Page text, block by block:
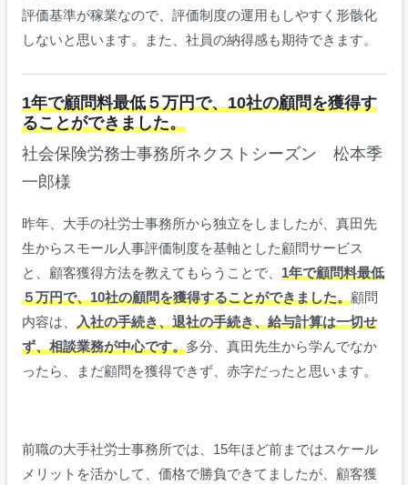
評価基準が稼業なので、評価制度の運用もしやすく形骸化
しないと思います。また、社員の納得感も期待できます。
1年で顧問料最低５万円で、10社の顧問を獲得す
ることができました。
社会保険労務士事務所ネクストシーズン 松本季
一郎様
昨年、大手の社労士事務所から独立をしましたが、真田先
生からスモール人事評価制度を基軸とした顧問サービス
と、顧客獲得方法を教えてもらうことで、 1年で顧問料最低
５万円で、10社の顧問を獲得することができました。顧問
内容は、 入社の手続き、退社の手続き、給与計算は一切せ
ず、相談業務が中心です。多分、真田先生から学んでなか
ったら、まだ顧問を獲得できず、赤字だったと思います。
前職の大手社労士事務所では、15年ほど前まではスケール
メリットを活かして、価格で勝負できてましたが、顧客獲